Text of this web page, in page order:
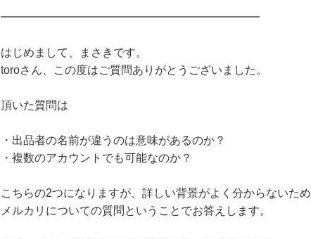
━━━━━━━━━━━━━━━━━━━━━━━
はじめまして、まさきです。
toroさん、この度はご質問ありがとうございました。
頂いた質問は
・出品者の名前が違うのは意味があるのか？
・複数のアカウントでも可能なのか？
こちらの2つになりますが、詳しい背景がよく分からないため
メルカリについての質問ということでお答えします。